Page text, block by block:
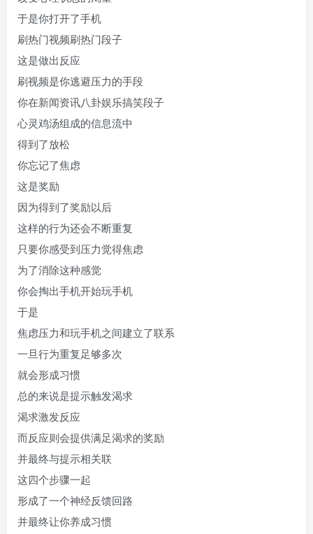
于是你打开了手机
刷热门视频刷热门段子
这是做出反应
刷视频是你逃避压力的手段
你在新闻资讯八卦娱乐搞笑段子
心灵鸡汤组成的信息流中
得到了放松
你忘记了焦虑
这是奖励
因为得到了奖励以后
这样的行为还会不断重复
只要你感受到压力觉得焦虑
为了消除这种感觉
你会掏出手机开始玩手机
于是
焦虑压力和玩手机之间建立了联系
一旦行为重复足够多次
就会形成习惯
总的来说是提示触发渴求
渴求激发反应
而反应则会提供满足渴求的奖励
并最终与提示相关联
这四个步骤一起
形成了一个神经反馈回路
并最终让你养成习惯